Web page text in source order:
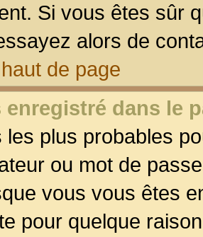
Si vous êtes sûr
alors de
de page
enregistré dans le
les plus probables
ou mot de
vous vous êtes
pour quelque